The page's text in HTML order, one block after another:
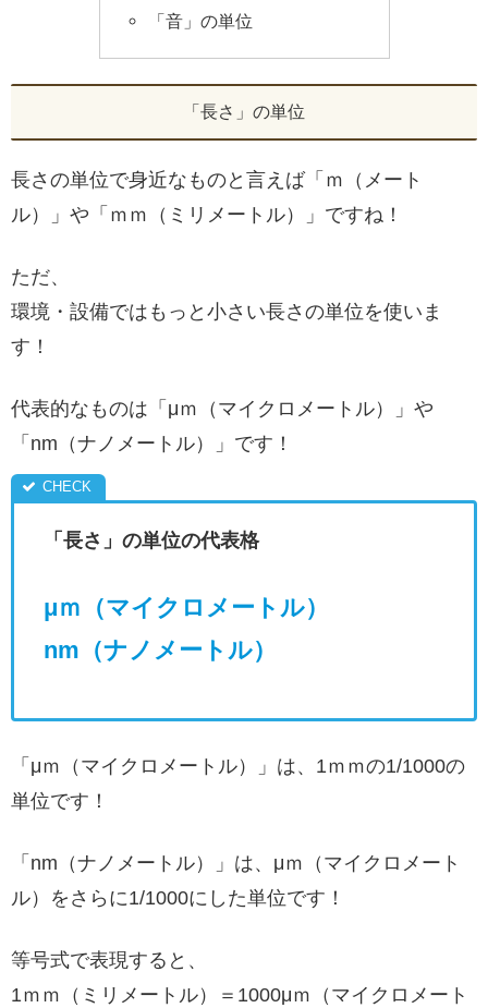
「音」の単位
「長さ」の単位
長さの単位で身近なものと言えば「ｍ（メート
ル）」や「ｍｍ（ミリメートル）」ですね！
ただ、
環境・設備ではもっと小さい長さの単位を使いま
す！
代表的なものは「μｍ（マイクロメートル）」や
「nm（ナノメートル）」です！
「長さ」の単位の代表格
μｍ（マイクロメートル）
nm（ナノメートル）
「μｍ（マイクロメートル）」は、1ｍｍの1/1000の
単位です！
「nm（ナノメートル）」は、μｍ（マイクロメート
ル）をさらに1/1000にした単位です！
等号式で表現すると、
1ｍｍ（ミリメートル）＝1000μｍ（マイクロメート